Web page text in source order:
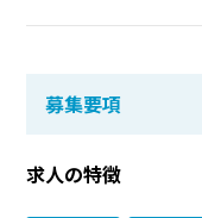
募集要項
求人の特徴